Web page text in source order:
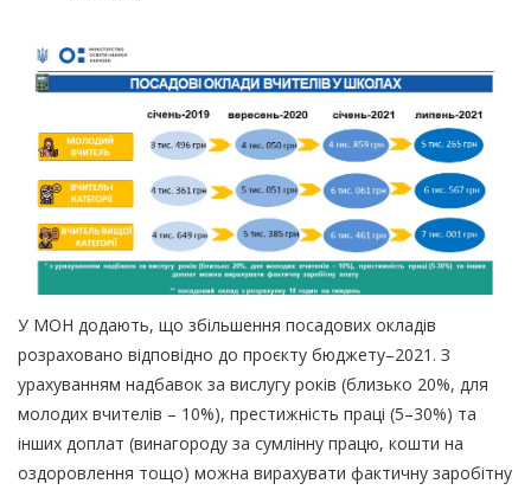
У МОН додають, що збільшення посадових окладів
розраховано відповідно до проєкту бюджету–2021. З
урахуванням надбавок за вислугу років (близько 20%, для
молодих вчителів – 10%), престижність праці (5–30%) та
інших доплат (винагороду за сумлінну працю, кошти на
оздоровлення тощо) можна вирахувати фактичну заробітну